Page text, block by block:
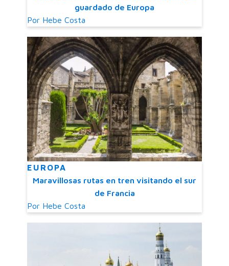
guardado de Europa
Por Hebe Costa
EUROPA
Maravillosas rutas en tren visitando el sur
de Francia
Por Hebe Costa